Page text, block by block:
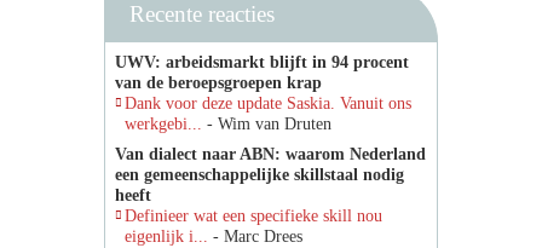
Recente reacties
UWV: arbeidsmarkt blijft in 94 procent
van de beroepsgroepen krap
Dank voor deze update Saskia. Vanuit ons
werkgebi... - Wim van Druten
Van dialect naar ABN: waarom Nederland
een gemeenschappelijke skillstaal nodig
heeft
Definieer wat een specifieke skill nou
eigenlijk i... - Marc Drees